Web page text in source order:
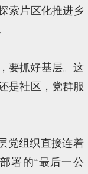
索片区化推进乡
要抓好基层。这
是社区，党群服
党组织直接连着
署的“最后一公